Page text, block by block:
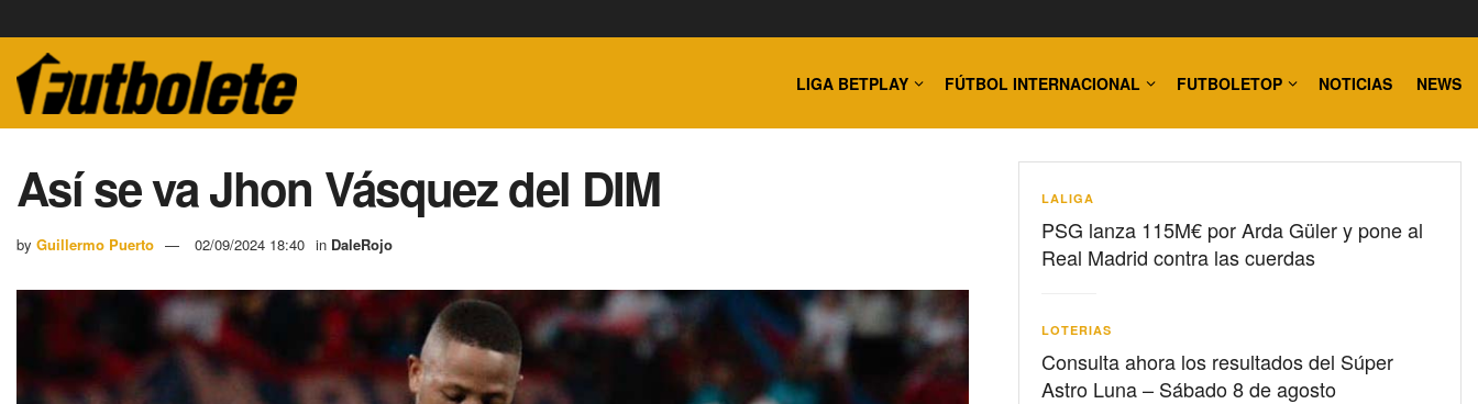
LIGA BETPLAY FÚTBOL INTERNACIONAL FUTBOLETOP NOTICIAS NEWS
Así se va Jhon Vásquez del DIM
by Guillermo Puerto 02/09/2024 18:40 in DaleRojo
LALIGA
PSG lanza 115M€ por Arda Güler y pone al
Real Madrid contra las cuerdas
LOTERIAS
Consulta ahora los resultados del Súper
Astro Luna – Sábado 8 de agosto